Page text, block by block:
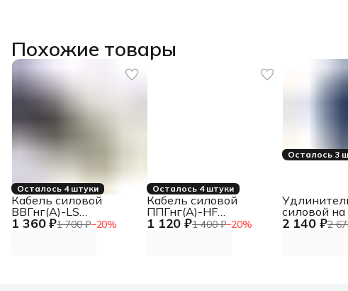
Похожие товары
Осталось 4 штуки
1 360 ₽1 700 ₽−20%
Кабель силовой
ВВГнг(А)-LS
5Х10ок(N.PE)-0.660
Осталось 4 штуки
1 120 ₽1 400 ₽−20%
Кабель силовой
ППГнг(А)-HF
4Х10ок(N) ТРТС
Осталось 3
2 140 ₽2
силовой на
4 гнезда